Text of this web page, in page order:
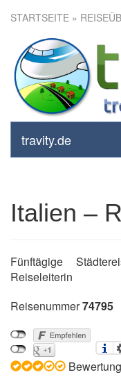
STARTSEITE »
travity.de
Italien –
Fünftägige
Reiseleiterin
Reisenummer74795